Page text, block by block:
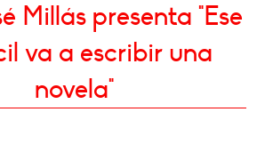
Millás presenta "Ese
va a escribir una
novela"